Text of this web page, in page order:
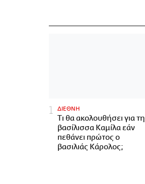
ΔΙΕΘΝΗ
Τι θα ακολουθήσει για τη
βασίλισσα Καμίλα εάν
πεθάνει πρώτος ο
βασιλιάς Κάρολος;